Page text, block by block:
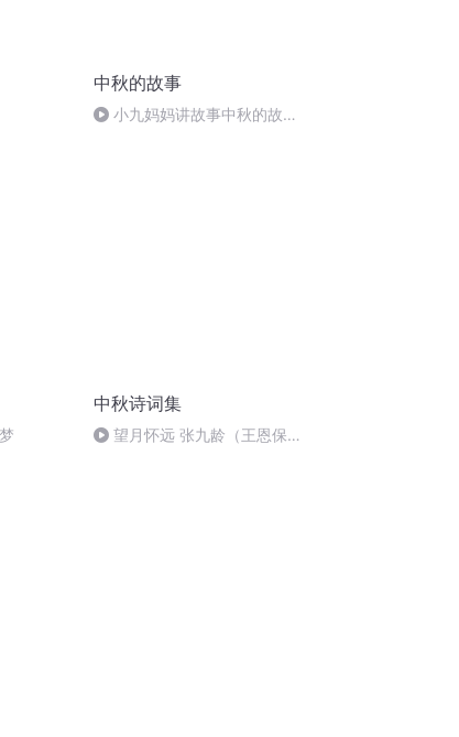
中秋的故事
小九妈妈讲故事中秋的故
中秋诗词集
望月怀远 张九龄（王恩保吟